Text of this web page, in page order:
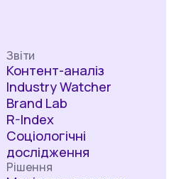
Звіти
Контент-аналіз
Industry Watcher
Brand Lab
R-Index
Соціологічні
дослідження
Рішення